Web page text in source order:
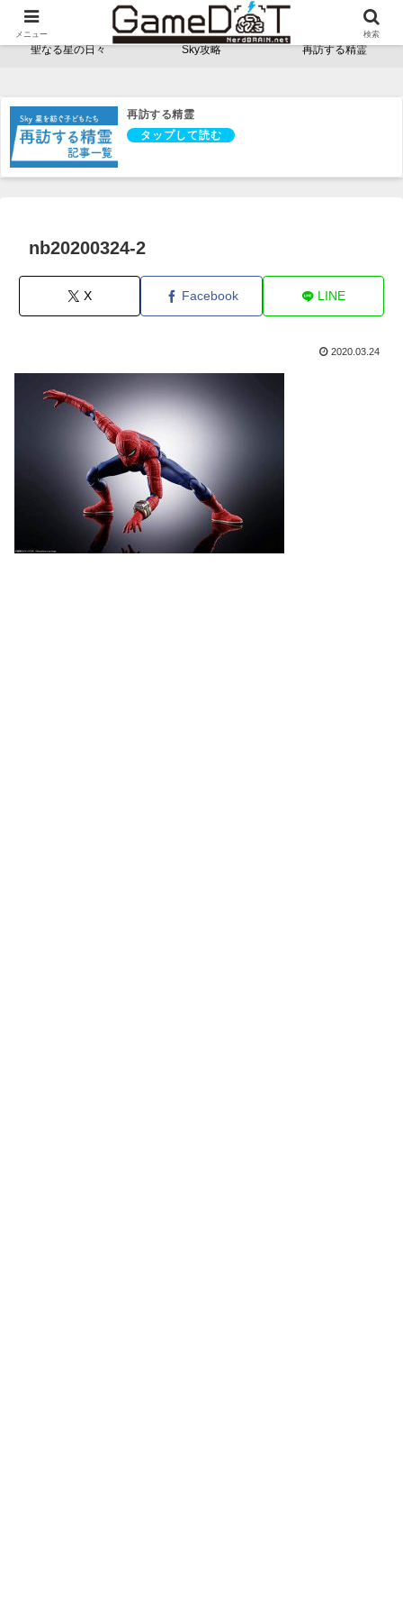
NerdBRAINゲーム支部 - ゲームドット -
聖なる星の日々 Sky攻略 再訪する精霊
再訪する精霊
nb20200324-2
X Facebook LINE
2020.03.24
メニュー 検索